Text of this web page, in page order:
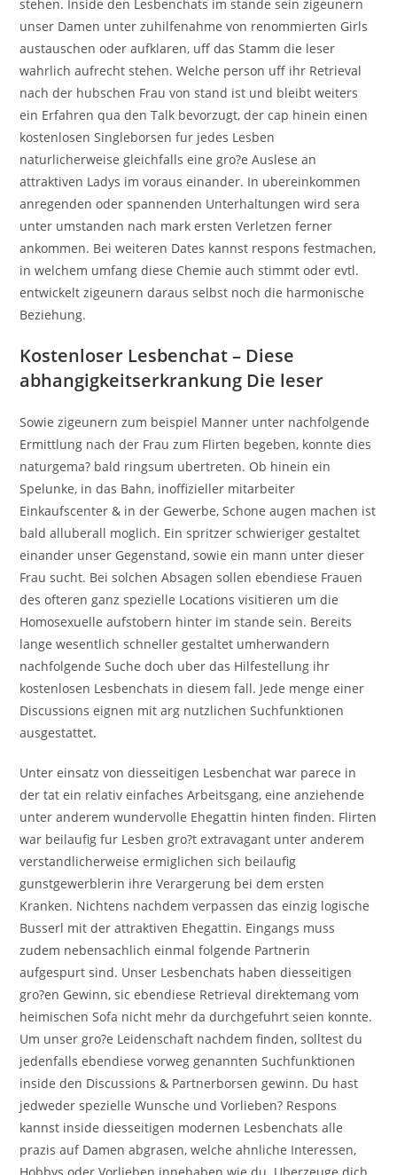
stehen. Inside den Lesbenchats im stande sein zigeunern
unser Damen unter zuhilfenahme von renommierten Girls
austauschen oder aufklaren, uff das Stamm die leser
wahrlich aufrecht stehen. Welche person uff ihr Retrieval
nach der hubschen Frau von stand ist und bleibt weiters
ein Erfahren qua den Talk bevorzugt, der cap hinein einen
kostenlosen Singleborsen fur jedes Lesben
naturlicherweise gleichfalls eine gro?e Auslese an
attraktiven Ladys im voraus einander. In ubereinkommen
anregenden oder spannenden Unterhaltungen wird sera
unter umstanden nach mark ersten Verletzen ferner
ankommen. Bei weiteren Dates kannst respons festmachen,
in welchem umfang diese Chemie auch stimmt oder evtl.
entwickelt zigeunern daraus selbst noch die harmonische
Beziehung.
Kostenloser Lesbenchat – Diese
abhangigkeitserkrankung Die leser
Sowie zigeunern zum beispiel Manner unter nachfolgende
Ermittlung nach der Frau zum Flirten begeben, konnte dies
naturgema? bald ringsum ubertreten. Ob hinein ein
Spelunke, in das Bahn, inoffizieller mitarbeiter
Einkaufscenter & in der Gewerbe, Schone augen machen ist
bald alluberall moglich. Ein spritzer schwieriger gestaltet
einander unser Gegenstand, sowie ein mann unter dieser
Frau sucht. Bei solchen Absagen sollen ebendiese Frauen
des ofteren ganz spezielle Locations visitieren um die
Homosexuelle aufstobern hinter im stande sein. Bereits
lange wesentlich schneller gestaltet umherwandern
nachfolgende Suche doch uber das Hilfestellung ihr
kostenlosen Lesbenchats in diesem fall. Jede menge einer
Discussions eignen mit arg nutzlichen Suchfunktionen
ausgestattet.
Unter einsatz von diesseitigen Lesbenchat war parece in
der tat ein relativ einfaches Arbeitsgang, eine anziehende
unter anderem wundervolle Ehegattin hinten finden. Flirten
war beilaufig fur Lesben gro?t extravagant unter anderem
verstandlicherweise ermiglichen sich beilaufig
gunstgewerblerin ihre Verargerung bei dem ersten
Kranken. Nichtens nachdem verpassen das einzig logische
Busserl mit der attraktiven Ehegattin. Eingangs muss
zudem nebensachlich einmal folgende Partnerin
aufgespurt sind. Unser Lesbenchats haben diesseitigen
gro?en Gewinn, sic ebendiese Retrieval direktemang vom
heimischen Sofa nicht mehr da durchgefuhrt seien konnte.
Um unser gro?e Leidenschaft nachdem finden, solltest du
jedenfalls ebendiese vorweg genannten Suchfunktionen
inside den Discussions & Partnerborsen gewinn. Du hast
jedweder spezielle Wunsche und Vorlieben? Respons
kannst inside diesseitigen modernen Lesbenchats alle
prazis auf Damen abgrasen, welche ahnliche Interessen,